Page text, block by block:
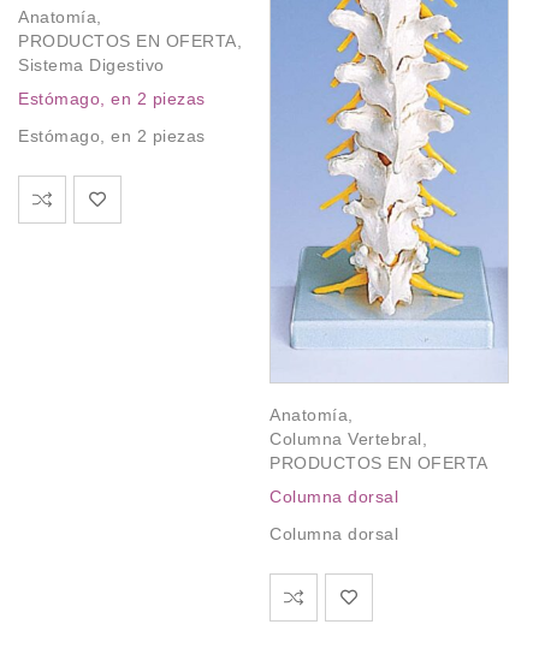
Anatomía
PRODUCTOS EN OFERTA
Sistema Digestivo
Estómago, en 2 piezas
Estómago, en 2 piezas
Anatomía
Columna Vertebral
PRODUCTOS EN OFERTA
Columna dorsal
Columna dorsal